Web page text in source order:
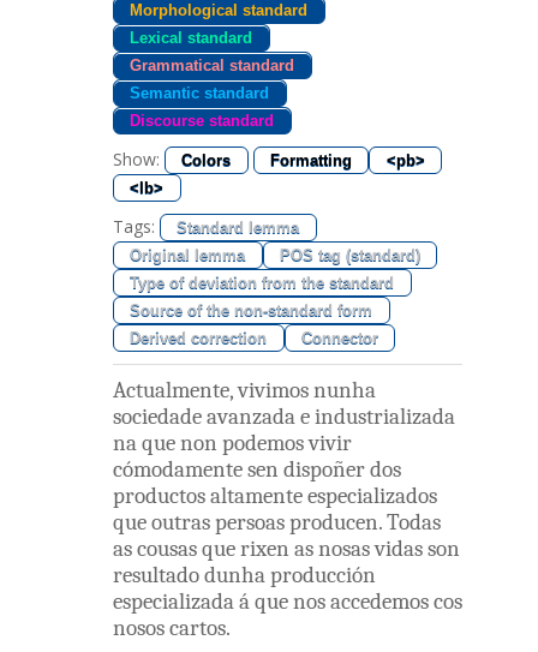
Morphological standard
Lexical standard
Grammatical standard
Semantic standard
Discourse standard
Show: Colors Formatting
<pb>
<lb>
Tags:
Standard lemma
Original lemma
POS tag (standard)
Type of deviation from the standard
Source of the non-standard form
Derived correction
Connector
Actualmente,vivimosnunha
sociedadeavanzadaeindustrializada
naquenon podemosvivir
cómodamentesen dispoñerdos
productosaltamenteespecializados
queoutraspersoasproducen.Todas
ascousasquerixen asnosasvidasson
resultadodunhaproducción
especializadaáquenosaccedemoscos
nososcartos.